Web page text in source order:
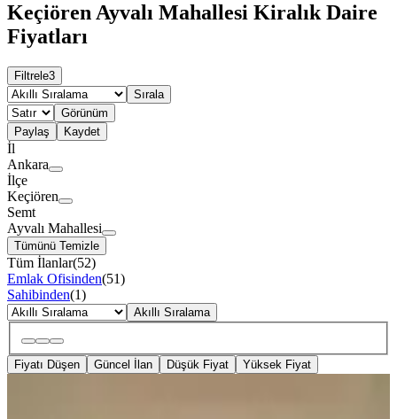
Keçiören Ayvalı Mahallesi Kiralık Daire
Fiyatları
Filtrele3
Sırala
Görünüm
Paylaş
Kaydet
İl
Ankara
İlçe
Keçiören
Semt
Ayvalı Mahallesi
Tümünü Temizle
Tüm İlanlar(52)
Emlak Ofisinden(51)
Sahibinden(1)
Akıllı Sıralama
Fiyatı Düşen Güncel İlan Düşük Fiyat Yüksek Fiyat